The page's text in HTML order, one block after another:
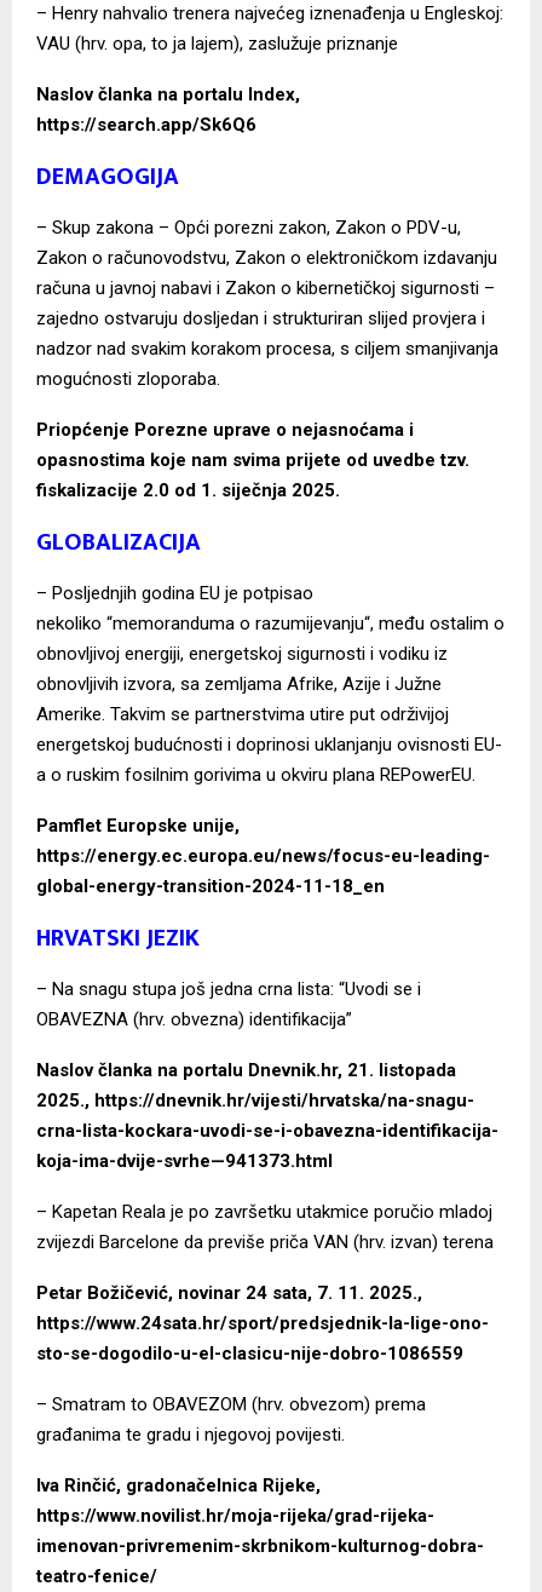
– Henry nahvalio trenera najvećeg iznenađenja u Engleskoj:
VAU (hrv. opa, to ja lajem), zaslužuje priznanje
Naslov članka na portalu Index,
https://search.app/Sk6Q6
DEMAGOGIJA
– Skup zakona – Opći porezni zakon, Zakon o PDV-u,
Zakon o računovodstvu, Zakon o elektroničkom izdavanju
računa u javnoj nabavi i Zakon o kibernetičkoj sigurnosti –
zajedno ostvaruju dosljedan i strukturiran slijed provjera i
nadzor nad svakim korakom procesa, s ciljem smanjivanja
mogućnosti zloporaba.
Priopćenje Porezne uprave o nejasnoćama i
opasnostima koje nam svima prijete od uvedbe tzv.
fiskalizacije 2.0 od 1. siječnja 2025.
GLOBALIZACIJA
– Posljednjih godina EU je potpisao
nekoliko “memoranduma o razumijevanju“, među ostalim o
obnovljivoj energiji, energetskoj sigurnosti i vodiku iz
obnovljivih izvora, sa zemljama Afrike, Azije i Južne
Amerike. Takvim se partnerstvima utire put održivijoj
energetskoj budućnosti i doprinosi uklanjanju ovisnosti EU-
a o ruskim fosilnim gorivima u okviru plana REPowerEU
Pamflet Europske unije,
https://energy.ec.europa.eu/news/focus-eu-leading-
global-energy-transition-2024-11-18_en
HRVATSKI JEZIK
– Na snagu stupa još jedna crna lista: “Uvodi se i
OBAVEZNA (hrv. obvezna) identifikacija”
Naslov članka na portalu Dnevnik.hr, 21. listopada
2025., https://dnevnik.hr/vijesti/hrvatska/na-snagu-
crna-lista-kockara-uvodi-se-i-obavezna-identifikacija-
koja-ima-dvije-svrhe—941373.html
– Kapetan Reala je po završetku utakmice poručio mladoj
zvijezdi Barcelone da previše priča VAN (hrv. izvan) terena
Petar Božičević, novinar 24 sata, 7. 11. 2025.,
https://www.24sata.hr/sport/predsjednik-la-lige-ono-
sto-se-dogodilo-u-el-clasicu-nije-dobro-1086559
– Smatram to OBAVEZOM (hrv. obvezom) prema
građanima te gradu i njegovoj povijesti.
Iva Rinčić, gradonačelnica Rijeke,
https://www.novilist.hr/moja-rijeka/grad-rijeka-
imenovan-privremenim-skrbnikom-kulturnog-dobra-
teatro-fenice/